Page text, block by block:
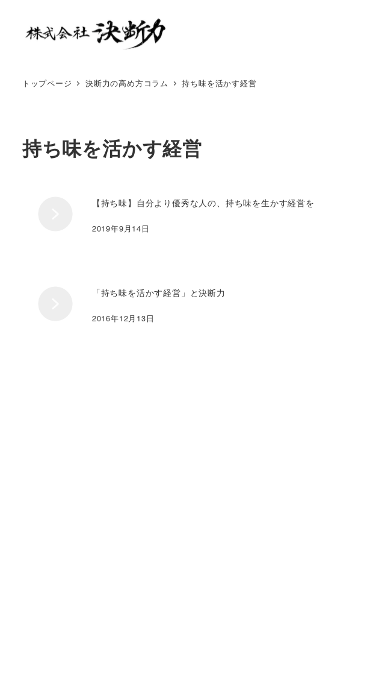
トップページ 決断力の高め方コラム 持ち味を活かす経営​
持ち味を活かす経営​
【持ち味】自分より優秀な人の、持ち味を生かす経営を
2019年9月14日
「持ち味を活かす経営」と決断力
2016年12月13日